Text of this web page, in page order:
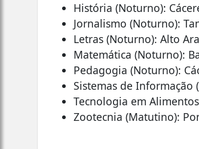
História (Noturno):
Jornalismo (Noturno):
Letras (Noturno): Alto
Matemática (Noturno):
Pedagogia (Noturno):
Sistemas de Informação
Tecnologia em
Zootecnia (Matutino):